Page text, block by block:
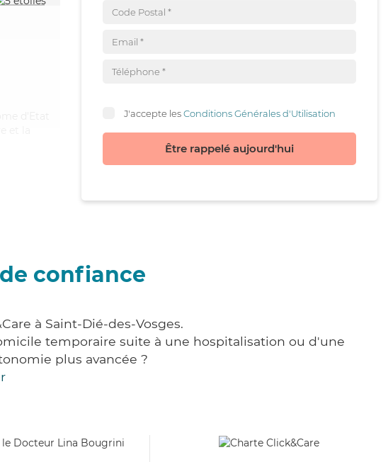
d'Etat
et la
J'accepte lesConditions Générales d'Utilisation
Être rappelé aujourd'hui
confiance
à Saint-Dié-des-Vosges.
temporaire suite à une hospitalisation ou d'une
plus avancée ?